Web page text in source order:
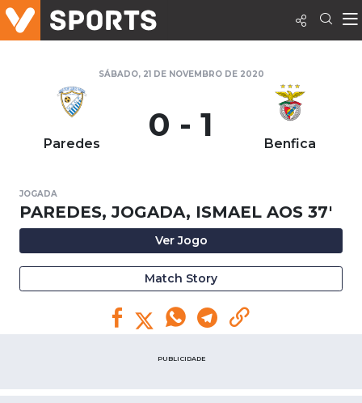
SÁBADO, 21 DE NOVEMBRO DE 2020
Paredes 0 - 1 Benfica
JOGADA
PAREDES, JOGADA, ISMAEL AOS 37'
Ver Jogo
Match Story
PUBLICIDADE